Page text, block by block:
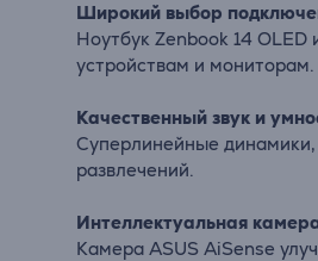
Широкий выбор
Ноутбук Zenbook 14
устройствам и мониторам.
Качественный звук и
Суперлинейные
развлечений.
Интеллектуальная
Камера ASUS AiSense